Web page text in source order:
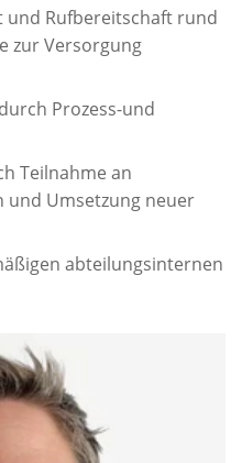
und Rufbereitschaft rund
zur Versorgung
Prozess-und
Teilnahme an
Umsetzung neuer
abteilungsinternen